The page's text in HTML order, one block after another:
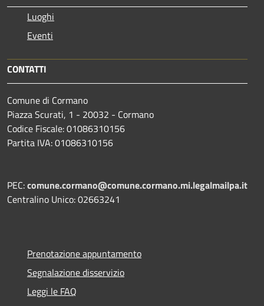
Luoghi
Eventi
CONTATTI
Comune di Cormano
Piazza Scurati, 1 - 20032 - Cormano
Codice Fiscale: 01086310156
Partita IVA: 01086310156
PEC:comune.cormano@comune.cormano.mi.legalmailpa.it
Centralino Unico: 02663241
Prenotazione appuntamento
Segnalazione disservizio
Leggi le FAQ